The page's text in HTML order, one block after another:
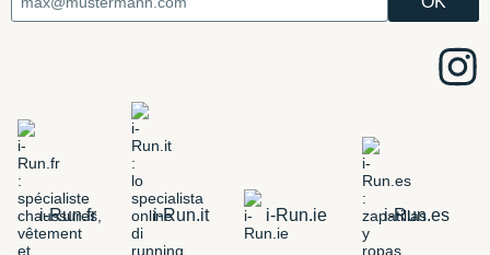
i-Run.fr i-Run.it i-Run.ie i-Run.es